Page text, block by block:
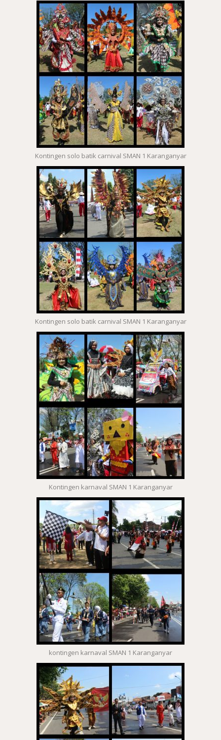
Kontingen solo batik carnival SMAN 1 Karanganyar
Kontingen solo batik carnival SMAN 1 Karanganyar
Kontingen karnaval SMAN 1 Karanganyar
kontingen karnaval SMAN 1 Karanganyar